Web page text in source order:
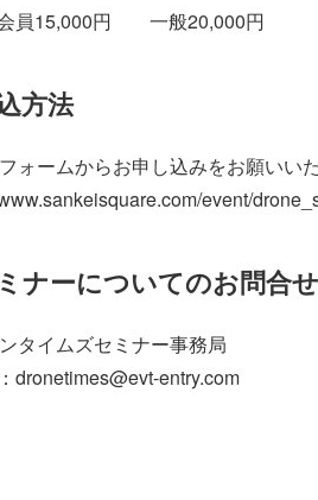
員15,000円 一般20,000円
方法
ォームからお申し込みをお願いいた
event/
ナーについてのお問合
タイムズセミナー事務局
dronetimes@evt-entry.com